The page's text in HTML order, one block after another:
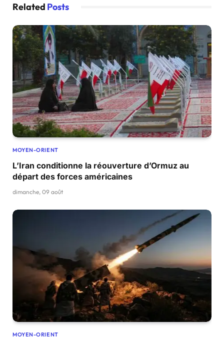
Related Posts
MOYEN-ORIENT
L’Iran conditionne la réouverture d’Ormuz au
départ des forces américaines
dimanche, 09 août
MOYEN-ORIENT